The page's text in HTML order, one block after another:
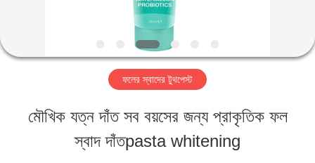
আমাদের
ফলের স্বাদের টুথপেস্ট
মৌখিক যত্ন দাঁত সব বয়সের জন্য প্রাকৃতিক ফল
স্বাদ দাঁতpasta whitening